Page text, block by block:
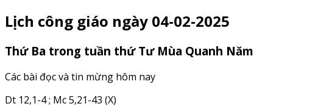
Lịch công giáo ngày 04-02-2025
Thứ Ba trong tuần thứ Tư Mùa Quanh Năm
Các bài đọc và tin mừng hôm nay
Dt 12,1-4 ; Mc 5,21-43 (X)